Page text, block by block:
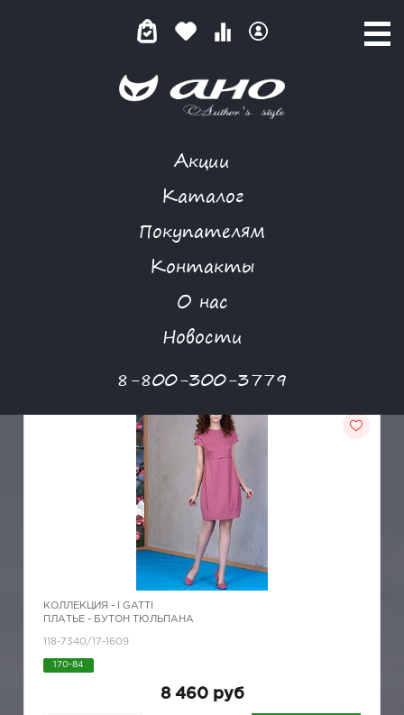
Акции
Каталог
Покупателям
Контакты
О нас
Новости
8-800-300-3779
КАТАЛОГ ТОВАРОВ
КОЛЛЕКЦИЯ -
I GATTI
ПЛАТЬЕ - БУТОН ТЮЛЬПАНА
118-7340/17-1609
170-84
8 460 руб